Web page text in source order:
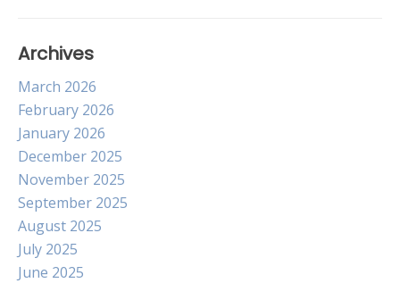
Archives
March 2026
February 2026
January 2026
December 2025
November 2025
September 2025
August 2025
July 2025
June 2025